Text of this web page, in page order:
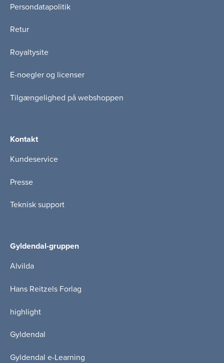
Persondatapolitik
Retur
Royaltysite
E-noegler og licenser
Tilgængelighed på webshoppen
Kontakt
Kundeservice
Presse
Teknisk support
Gyldendal-gruppen
Alvilda
Hans Reitzels Forlag
highlight
Gyldendal
Gyldendal e-Learning